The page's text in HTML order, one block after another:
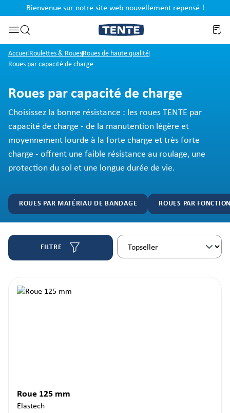
Passer à la recherche
Bienvenue sur notre site web nouvellement repensé !
AccueilRoulettes & RouesRoues de haute qualité
Roues par capacité de charge
Roues par capacité de charge
Choisissez la bonne résistance : les roues TENTE par
capacité de charge - de la manutention légère et
moyennement lourde à la forte charge et très forte
charge - offrent une faible résistance au roulage, une
protection du sol et une longue durée de vie.
ROUES PAR MATÉRIAU DE BANDAGE ROUES PAR
FILTRE
Roue 125 mm
Elastech